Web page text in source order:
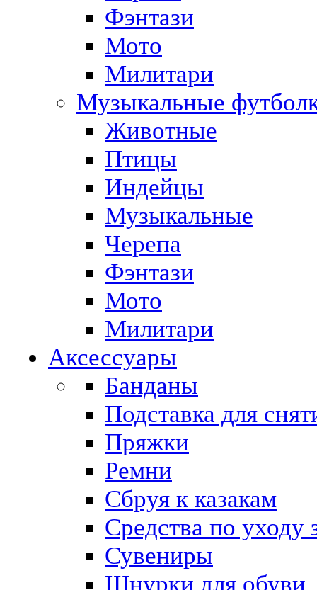
Фэнтази
Мото
Милитари
Музыкальные
Животные
Птицы
Индейцы
Музыкальные
Черепа
Фэнтази
Мото
Милитари
Аксессуары
Банданы
Подставка для
Пряжки
Ремни
Сбруя к казакам
Средства по уходу
Сувениры
Шнурки для обуви